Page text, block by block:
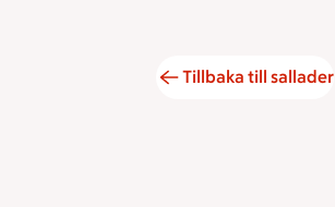
Tillbaka till sallader